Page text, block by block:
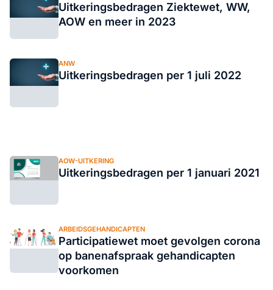
Uitkeringsbedragen Ziektewet, WW,
AOW en meer in 2023
ANW
Uitkeringsbedragen per 1 juli 2022
AOW-UITKERING
Uitkeringsbedragen per 1 januari 2021
ARBEIDSGEHANDICAPTEN
Participatiewet moet gevolgen corona
op banenafspraak gehandicapten
voorkomen